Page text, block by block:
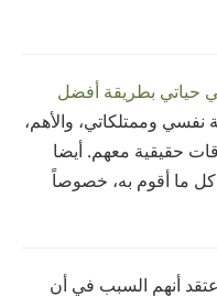
حياتي بطريقة أفضل
نفسي وممتلكاتي، والأهم،
حقيقية معهم. أيضا
ما أقوم به، خصوصاً
أنهم السبب في أن